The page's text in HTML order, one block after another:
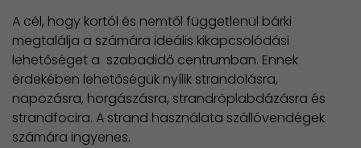
A cél, hogy kortól és nemtől függetlenül bárki
megtalálja a számára ideális kikapcsolódási
lehetőséget a szabadidő centrumban. Ennek
érdekében lehetőségük nyílik strandolásra,
napozásra, horgászásra, strandröplabdázásra és
strandfocira. A strand használata szállóvendégek
számára ingyenes.